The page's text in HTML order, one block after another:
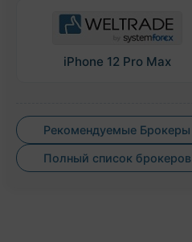
iPhone 12 Pro Max
Рекомендуемые Брокеры
Полный список брокеров